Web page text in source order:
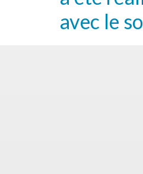
avec le